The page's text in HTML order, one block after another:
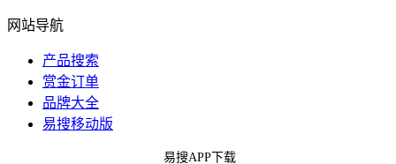
网站导航
产品搜索
赏金订单
品牌大全
易搜移动版
易搜APP下载